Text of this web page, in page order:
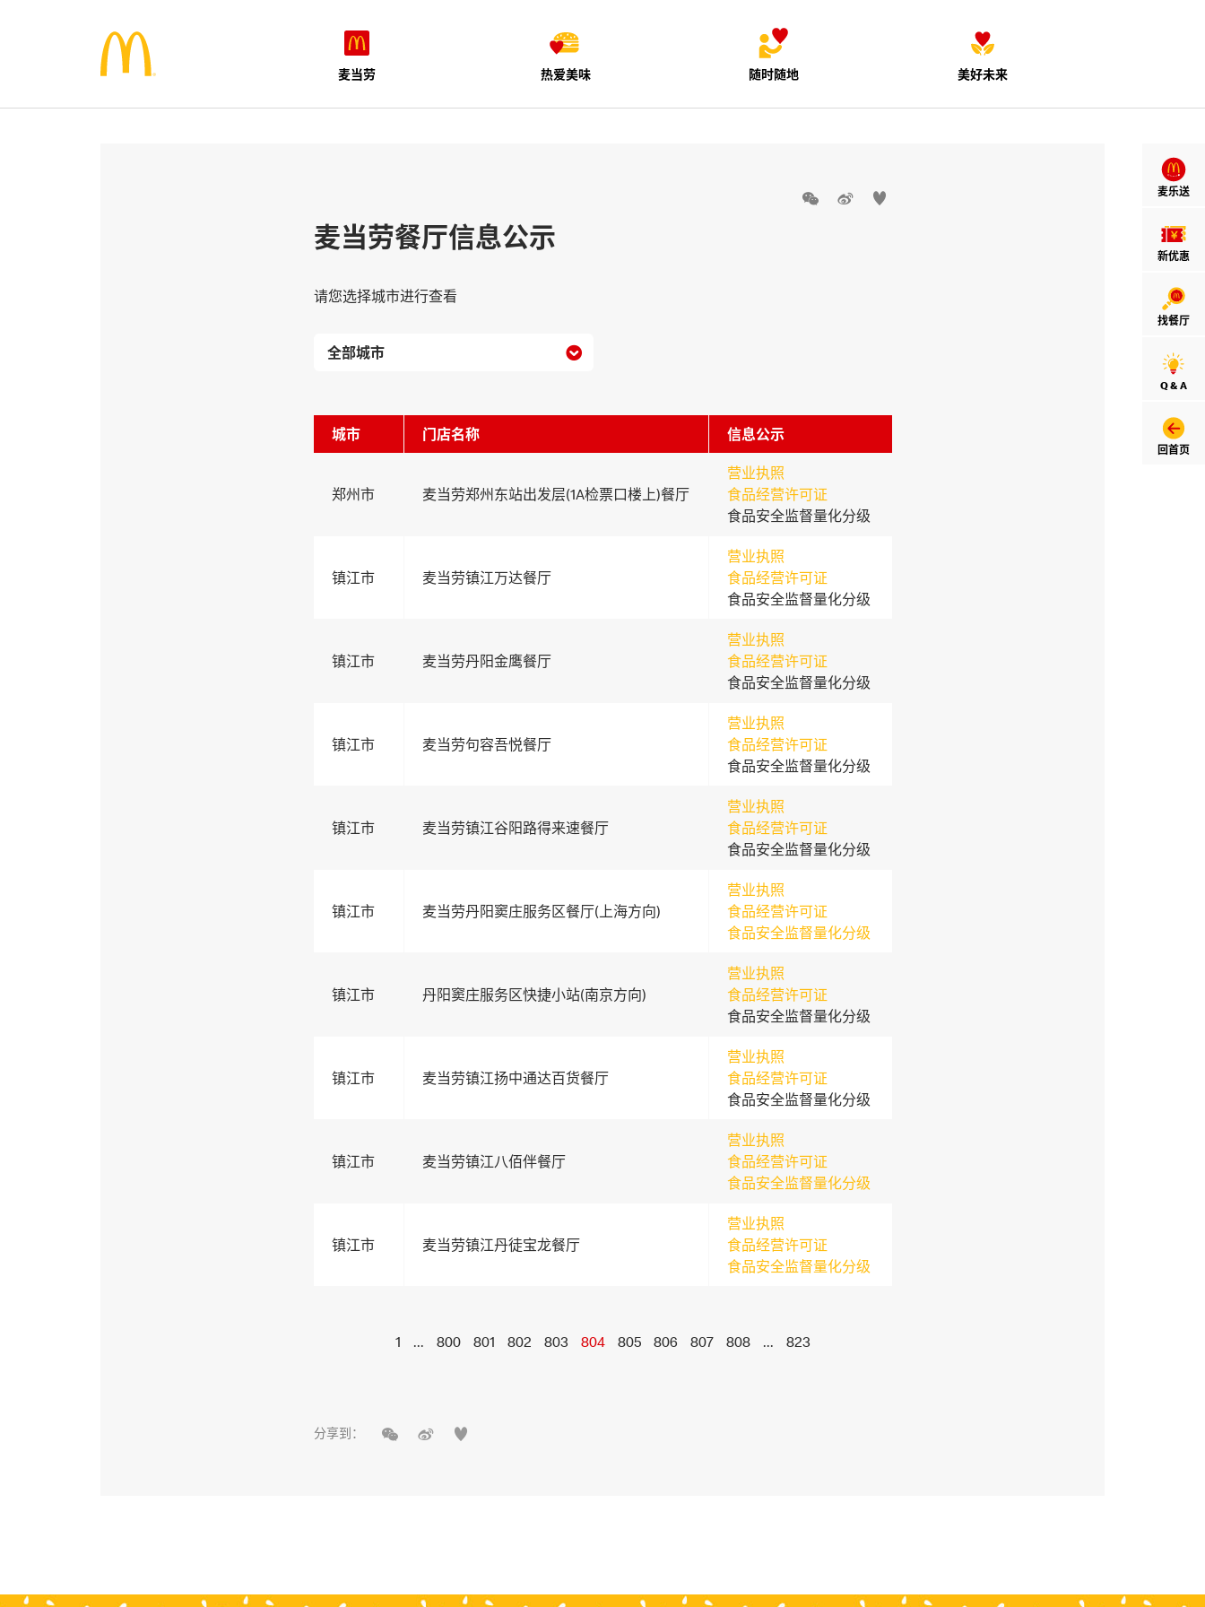
麦当劳 热爱美味 随时随地 美好未来
麦乐送
新优惠
找餐厅
Q & A
回首页
  
麦当劳餐厅信息公示
请您选择城市进行查看

城市 门店名称 信息公示
郑州市 麦当劳郑州东站出发层(1A检票口楼上)餐厅
营业执照
食品经营许可证
食品安全监督量化分级
镇江市 麦当劳镇江万达餐厅
营业执照
食品经营许可证
食品安全监督量化分级
镇江市 麦当劳丹阳金鹰餐厅
营业执照
食品经营许可证
食品安全监督量化分级
镇江市 麦当劳句容吾悦餐厅
营业执照
食品经营许可证
食品安全监督量化分级
镇江市 麦当劳镇江谷阳路得来速餐厅
营业执照
食品经营许可证
食品安全监督量化分级
镇江市 麦当劳丹阳窦庄服务区餐厅(上海方向)
营业执照
食品经营许可证
食品安全监督量化分级
镇江市 丹阳窦庄服务区快捷小站(南京方向)
营业执照
食品经营许可证
食品安全监督量化分级
镇江市 麦当劳镇江扬中通达百货餐厅
营业执照
食品经营许可证
食品安全监督量化分级
镇江市 麦当劳镇江八佰伴餐厅
营业执照
食品经营许可证
食品安全监督量化分级
镇江市 麦当劳镇江丹徒宝龙餐厅
营业执照
食品经营许可证
食品安全监督量化分级
1 ... 800 801 802 803 804 805 806 807 808 ... 823
分享到：   